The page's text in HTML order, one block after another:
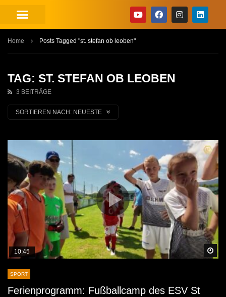
Home Posts Tagged "st. stefan ob leoben"
TAG: ST. STEFAN OB LEOBEN
3 BEITRÄGE
SORTIEREN NACH: NEUESTE
10:45
SPORT
Ferienprogramm: Fußballcamp des ESV St